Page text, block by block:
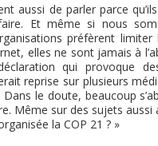
aussi de parler parce
Et même si nous
préfèrent limiter
elles ne sont jamais à
qui provoque
reprise sur plusieurs
le doute, beaucoup
Même sur des sujets aussi
la COP 21 ? »